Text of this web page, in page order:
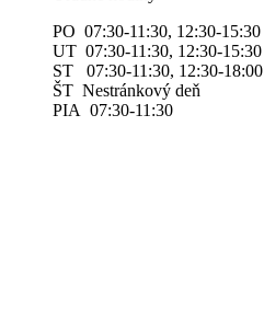
PO 07:30-11:30, 12:30-15:30
UT 07:30-11:30, 12:30-15:30
ST 07:30-11:30, 12:30-18:00
ŠT Nestránkový deň
PIA 07:30-11:30